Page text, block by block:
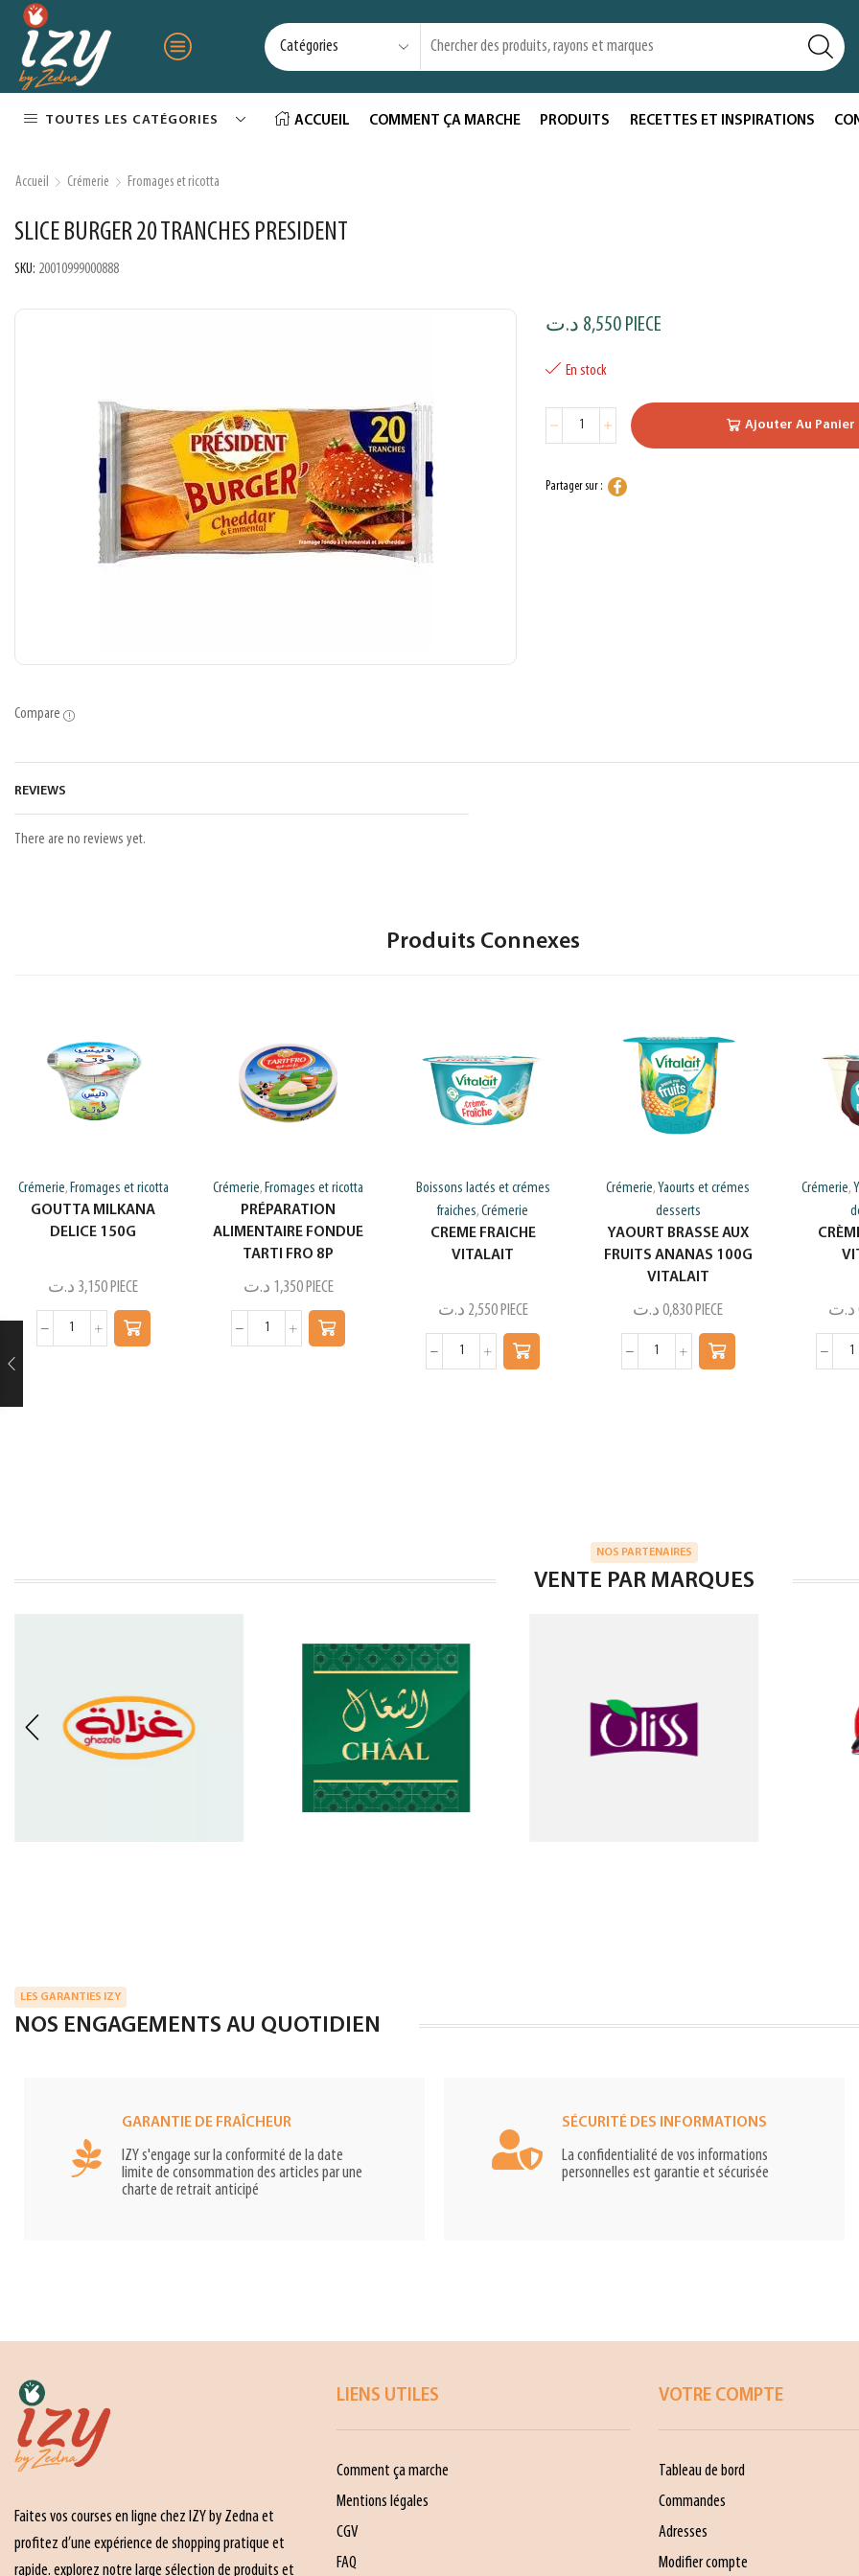
TOUTES LES CATÉGORIES ACCUEIL COMMENT ÇA MARCHE PRODUITS RECETTES ET INSPIRATIONS
Accueil Crémerie Fromages et ricotta
SLICE BURGER 20 TRANCHES PRESIDENT
SKU: 20010999000888
Compare
8,550 د.ت PIECE
En stock
Ajouter Au Panier
Partager sur :
REVIEWS
There are no reviews yet.
Produits Connexes
Crémerie, Fromages et ricotta
GOUTTA MILKANA
DELICE 150G
3,150 د.ت PIECE
Crémerie,Fromages et ricotta
PRÉPARATION
ALIMENTAIRE FONDUE
TARTI FRO 8P
1,350 د.ت PIECE
Boissons lactés et crémes
fraiches,Crémerie
CREME FRAICHE
VITALAIT
2,550 د.ت PIECE
Crémerie, Yaourts et crémes
desserts
YAOURT BRASSE AUX
FRUITS ANANAS 100G
VITALAIT
0,830 د.ت PIECE
Crémerie,
د.ت
NOS PARTENAIRES
VENTE PAR MARQUES
LES GARANTIES IZY
NOS ENGAGEMENTS AU QUOTIDIEN
GARANTIE DE FRAÎCHEUR
IZY s'engage sur la conformité de la date
limite de consommation des articles par une
charte de retrait anticipé
SÉCURITÉ DES INFORMATIONS
La confidentialité de vos informations
personnelles est garantie et sécurisée
Faites vos courses en ligne chez IZY by Zedna et
profitez d’une expérience de shopping pratique et
rapide. explorez notre large sélection de produits et
LIENS UTILES
Comment ça marche
Mentions légales
CGV
FAQ
VOTRE COMPTE
Tableau de bord
Commandes
Adresses
Modifier compte